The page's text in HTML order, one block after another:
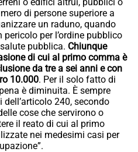
di persone superiore a
un raduno, quando
per l’ordine pubblico
pubblica. Chiunque
di cui al primo comma è
da tre a sei anni e con
10.000. Per il solo fatto di
è diminuita. È sempre
240, secondo
cose che servirono o
il reato di cui al primo
nei medesimi casi per